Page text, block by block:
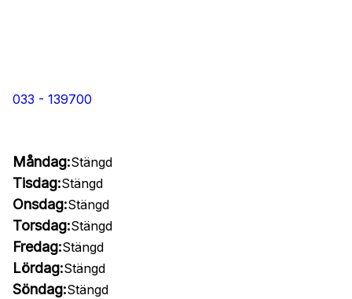
033 - 139700
Måndag:Stängd
Tisdag:Stängd
Onsdag:Stängd
Torsdag:Stängd
Fredag:Stängd
Lördag:Stängd
Söndag:Stängd